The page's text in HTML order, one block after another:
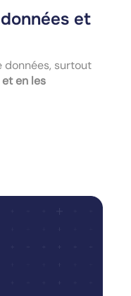
et
surtout
en les